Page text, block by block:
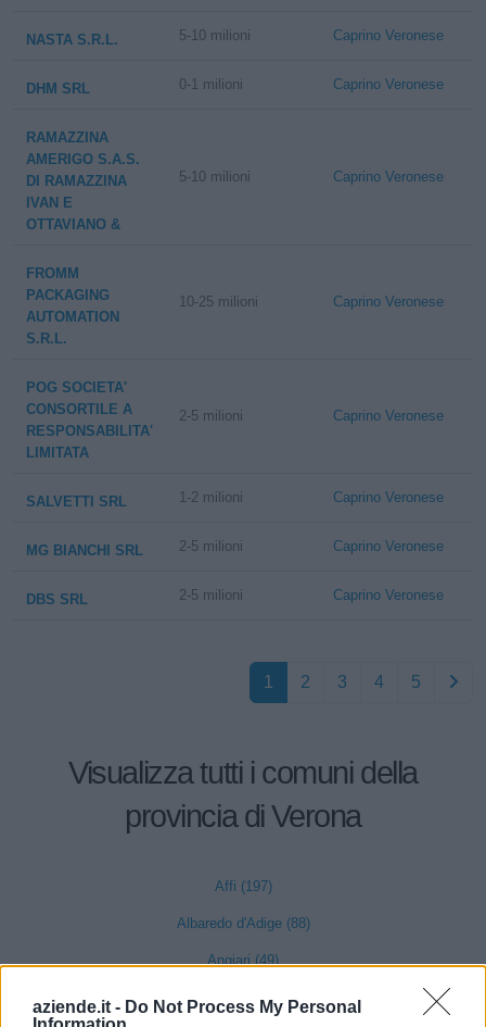
aziende.it - Do Not Process My Personal
NASTA S.R.L. 5-10 milioni Caprino Veronese
DHM SRL 0-1 milioni Caprino Veronese
RAMAZZINA
AMERIGO S.A.S.
DI RAMAZZINA
IVAN E
OTTAVIANO &
5-10 milioni Caprino Veronese
FROMM
PACKAGING
AUTOMATION
S.R.L.
10-25 milioni Caprino Veronese
POG SOCIETA'
CONSORTILE A
RESPONSABILITA'
LIMITATA
2-5 milioni Caprino Veronese
SALVETTI SRL 1-2 milioni Caprino Veronese
MG BIANCHI SRL 2-5 milioni Caprino Veronese
DBS SRL 2-5 milioni Caprino Veronese
1 2 3 4 5
Visualizza tutti i comuni della
provincia di Verona
Affi (197)
Albaredo d'Adige (88)
Angiari (49)
Arcole (129)